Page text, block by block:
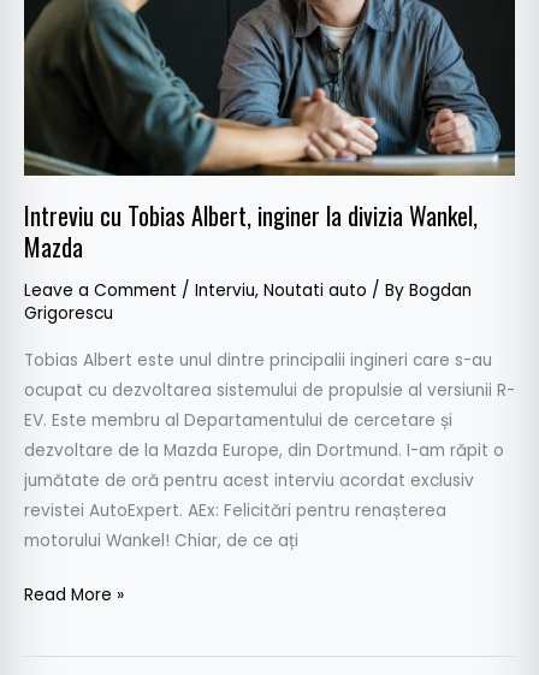
Intreviu cu Tobias Albert, inginer la divizia Wankel,
Mazda
Leave a Comment / Interviu, Noutati auto / By Bogdan
Grigorescu
Tobias Albert este unul dintre principalii ingineri care s-au
ocupat cu dezvoltarea sistemului de propulsie al versiunii R-
EV. Este membru al Departamentului de cercetare și
dezvoltare de la Mazda Europe, din Dortmund. I-am răpit o
jumătate de oră pentru acest interviu acordat exclusiv
revistei AutoExpert. AEx: Felicitări pentru renașterea
motorului Wankel! Chiar, de ce ați
divizia
Wankel,
Read More »